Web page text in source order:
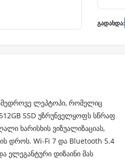
გადახდა:
ლეპტოპი, რომელიც
512GB SSD უზრუნველყოფს სწრაფ
ხარისხის ვიზუალიზაციას,
დროს. Wi-Fi 7 და Bluetooth 5.4
ელეგანტური დიზაინი მას